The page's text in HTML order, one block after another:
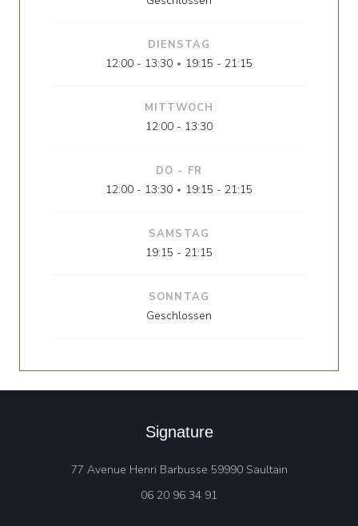
DIENSTAG
12:00 - 13:30 • 19:15 - 21:15
MITTWOCH
12:00 - 13:30
DO - FR
12:00 - 13:30 • 19:15 - 21:15
SAMSTAG
19:15 - 21:15
SONNTAG
Geschlossen
Signature
77 Avenue Henri Barbusse 59990 Saultain((öffnet ein
06 20 96 34 91